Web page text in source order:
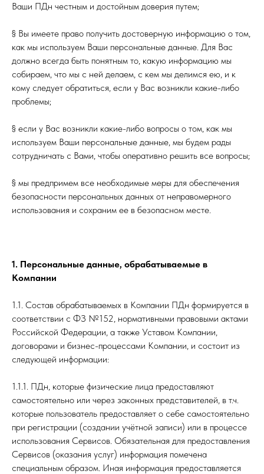
Ваши ПДн честным и достойным доверия путем;
§ Вы имеете право получить достоверную информацию о том,
как мы используем Ваши персональные данные. Для Вас
должно всегда быть понятным то, какую информацию мы
собираем, что мы с ней делаем, с кем мы делимся ею, и к
кому следует обратиться, если у Вас возникли какие-либо
проблемы;
§ если у Вас возникли какие-либо вопросы о том, как мы
используем Ваши персональные данные, мы будем рады
сотрудничать с Вами, чтобы оперативно решить все вопросы;
§ мы предпримем все необходимые меры для обеспечения
безопасности персональных данных от неправомерного
использования и сохраним ее в безопасном месте.
1. Персональные данные, обрабатываемые в
Компании
1.1. Состав обрабатываемых в Компании ПДн формируется в
соответствии с ФЗ №152, нормативными правовыми актами
Российской Федерации, а также Уставом Компании,
договорами и бизнес-процессами Компании, и состоит из
следующей информации:
1.1.1. ПДн, которые физические лица предоставляют
самостоятельно или через законных представителей, в т.ч.
которые пользователь предоставляет о себе самостоятельно
при регистрации (создании учётной записи) или в процессе
использования Сервисов. Обязательная для предоставления
Сервисов (оказания услуг) информация помечена
специальным образом. Иная информация предоставляется